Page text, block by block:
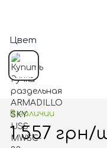
Цвет
В наличии
1 557